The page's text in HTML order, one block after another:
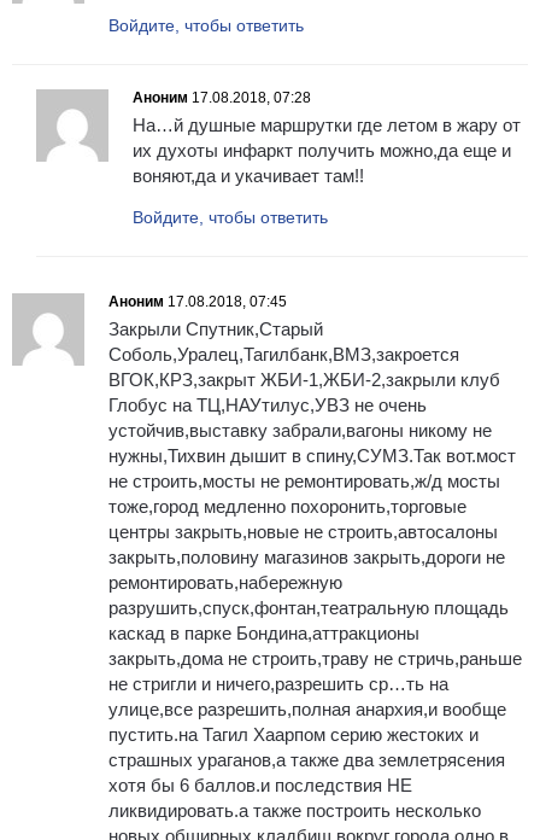
Войдите, чтобы ответить
Аноним 17.08.2018, 07:28
На…й душные маршрутки где летом в жару от
их духоты инфаркт получить можно,да еще и
воняют,да и укачивает там!!
Войдите, чтобы ответить
Аноним 17.08.2018, 07:45
Закрыли Спутник,Старый
Соболь,Уралец,Тагилбанк,ВМЗ,закроется
ВГОК,КРЗ,закрыт ЖБИ-1,ЖБИ-2,закрыли клуб
Глобус на ТЦ,НАУтилус,УВЗ не очень
устойчив,выставку забрали,вагоны никому не
нужны,Тихвин дышит в спину,СУМЗ.Так вот.мост
не строить,мосты не ремонтировать,ж/д мосты
тоже,город медленно похоронить,торговые
центры закрыть,новые не строить,автосалоны
закрыть,половину магазинов закрыть,дороги не
ремонтировать,набережную
разрушить,спуск,фонтан,театральную площадь
каскад в парке Бондина,аттракционы
закрыть,дома не строить,траву не стричь,раньше
не стригли и ничего,разрешить ср…ть на
улице,все разрешить,полная анархия,и вообще
пустить.на Тагил Хаарпом серию жестоких и
страшных ураганов,а также два землетрясения
хотя бы 6 баллов.и последствия НЕ
ликвидировать.а также построить несколько